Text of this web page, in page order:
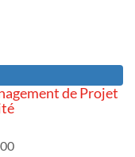
de Projet